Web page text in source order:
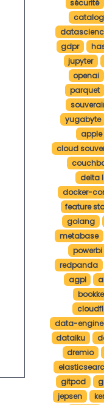
sécurité
catalog
gdpr
jupyter
openai
parquet
yugabyte
apple
cloud
delta
docker-
feature
golang
metabase
powerbi
redpanda
agpl
data-
dataiku
dremio
gitpod
jepsen